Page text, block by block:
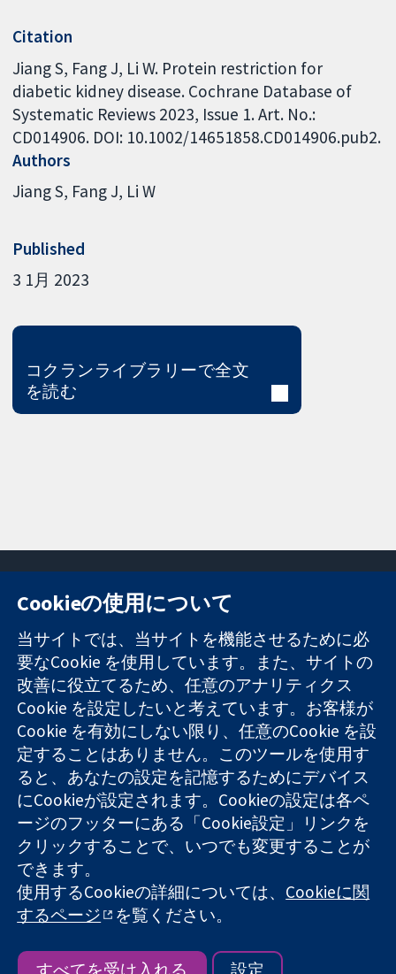
Citation
Jiang S, Fang J, Li W. Protein restriction for
diabetic kidney disease. Cochrane Database of
Systematic Reviews 2023, Issue 1. Art. No.:
CD014906. DOI: 10.1002/14651858.CD014906.pub2.
Authors
Jiang S Fang J Li W
Published
3 1月 2023
コクランライブラリーで全文
を読む
信頼できるエビ
デンスと
情報に基づく意
思決定により
健康のさらなる
向上へ
11-13 Cavendish
Square
London
W1G 0AN
United Kingdom
お問い合わせ
ニュース
広報
コクランにつ
いて
採用
Cochrane
Library
コクラン・コラボレーションは、イングランド及びウェールズ
に登録された慈善団体（登録番号 1045921）および保証有限責
任会社（登録番号 03044323）です。付加価値税登録番号 GB
718 2127 49
Copyright © 2026 The Cochrane Collaboration
ウェブサイト利用規約|免責事項 個人情報|
Cookie設定
Cookieの使用について
当サイトでは、当サイトを機能させるために必
要なCookie を使用しています。また、サイトの
改善に役立てるため、任意のアナリティクス
Cookie を設定したいと考えています。お客様が
Cookie を有効にしない限り、任意のCookie を設
定することはありません。このツールを使用す
ると、あなたの設定を記憶するためにデバイス
にCookieが設定されます。Cookieの設定は各ペ
ージのフッターにある「Cookie設定」リンクを
クリックすることで、いつでも変更することが
できます。
使用するCookieの詳細については、 Cookieに関
するページ
を覧ください。
すべてを受け入れる 設定